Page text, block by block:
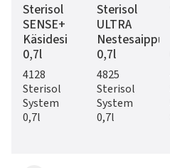
Sterisol
SENSE+
Käsidesi
0,7l
4128
Sterisol
System
0,7l
Sterisol
ULTRA
Nestesaippua
0,7l
4825
Sterisol
System
0,7l